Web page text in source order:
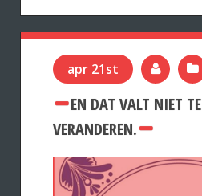
apr 21st
EN DAT VALT NIET TE
VERANDEREN.